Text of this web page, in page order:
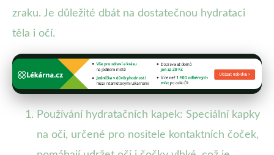
zraku. Je důležité dbát na dostatečnou hydrataci
těla i očí.
Používání hydratačních kapek: Speciální kapky
na oči, určené pro nositele kontaktních čoček,